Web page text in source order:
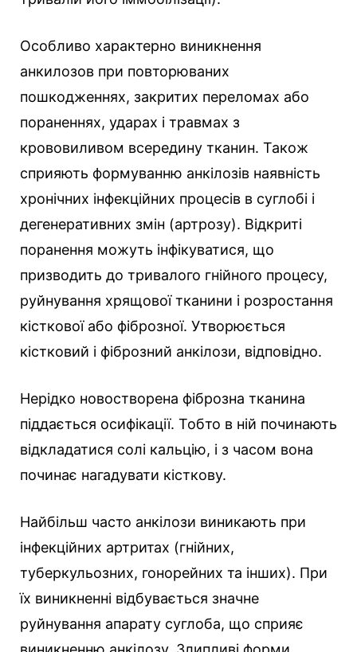
Особливо характерно виникнення
анкилозов при повторюваних
пошкодженнях, закритих переломах або
пораненнях, ударах і травмах з
крововиливом всередину тканин. Також
сприяють формуванню анкілозів наявність
хронічних інфекційних процесів в суглобі і
дегенеративних змін (артрозу). Відкриті
поранення можуть інфікуватися, що
призводить до тривалого гнійного процесу,
руйнування хрящової тканини і розростання
кісткової або фіброзної. Утворюється
кістковий і фіброзний анкілози, відповідно.
Нерідко новостворена фіброзна тканина
піддається осифікації. Тобто в ній починають
відкладатися солі кальцію, і з часом вона
починає нагадувати кісткову.
Найбільш часто анкілози виникають при
інфекційних артритах (гнійних,
туберкульозних, гонорейних та інших). При
їх виникненні відбувається значне
руйнування апарату суглоба, що сприяє